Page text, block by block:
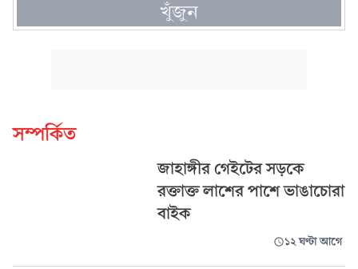
খুঁজুন
সম্পর্কিত
জাহাঙ্গীর গেইটের সড়কে
রক্তাক্ত লাশের পাশে ভাঙাচোরা
বাইক
১২ ঘণ্টা আগে